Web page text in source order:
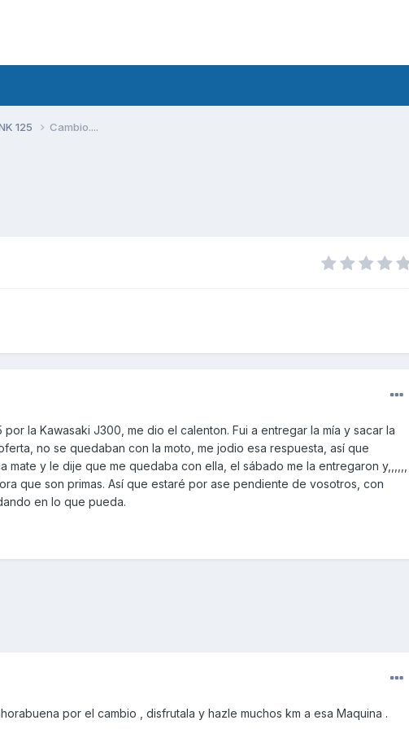
125 Cambio....
por la Kawasaki J300, me dio el calenton. Fui a entregar la mía y sacar la
no se quedaban con la moto, me jodio esa respuesta, así que
mate y le dije que me quedaba con ella, el sábado me la entregaron y,,,,,,
que son primas. Así que estaré por ase pendiente de vosotros, con
en lo que pueda.
por el cambio , disfrutala y hazle muchos km a esa Maquina .